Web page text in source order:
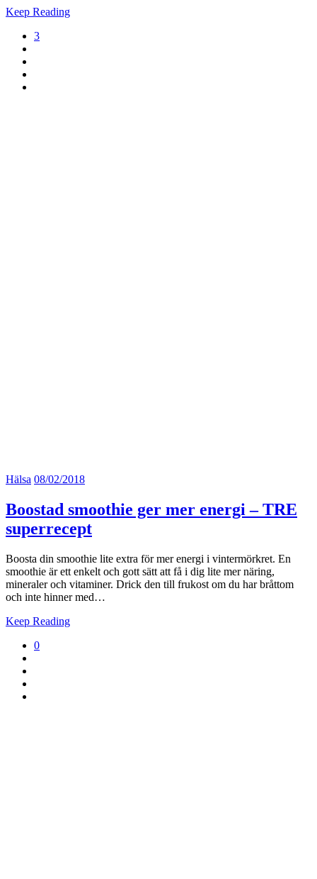
Keep Reading
3
Hälsa 08/02/2018
Boostad smoothie ger mer energi – TRE
superrecept
Boosta din smoothie lite extra för mer energi i vintermörkret. En
smoothie är ett enkelt och gott sätt att få i dig lite mer näring,
mineraler och vitaminer. Drick den till frukost om du har bråttom
och inte hinner med…
Keep Reading
0